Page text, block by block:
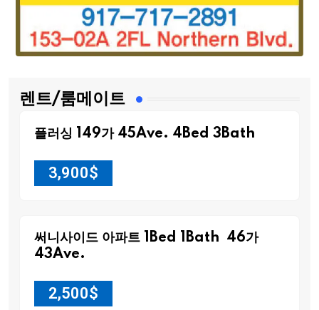
렌트/룸메이트
플러싱 149가 45Ave. 4Bed 3Bath
3,900$
써니사이드 아파트 1Bed 1Bath 46가
43Ave.
2,500$